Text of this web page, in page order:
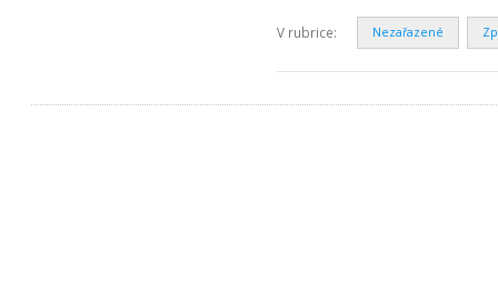
V rubrice: Nezařazené